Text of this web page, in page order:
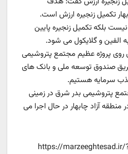
تکمیل زنجیره ارزش است.
بلکه تکمیل زنجیره پایین
و گلایکول می شود.
روی پروژه عظیم مجتمع پتروشیمی
صندوق توسعه ملی و بانک های
سرمایه‌ هستیم.
پتروشیمی بدر شرق در زمینی
در منطقه آزاد چابهار در حال اجرا می